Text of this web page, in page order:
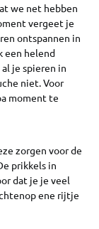
we net hebben
vergeet je
ontspannen in
een helend
je spieren in
niet. Voor
moment te
zorgen voor de
prikkels in
dat je je veel
ene rijtje